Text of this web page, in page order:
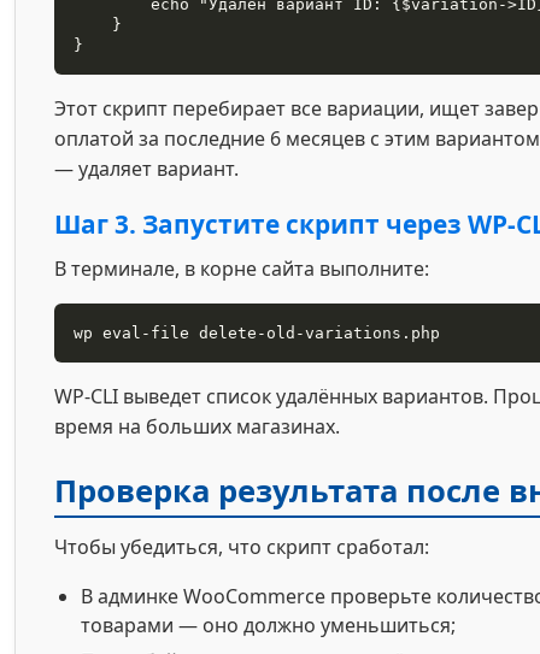
}
Этот скрипт перебирает все вариации, ищет
оплатой за последние 6 месяцев с этим
— удаляет вариант.
Шаг 3. Запустите скрипт через WP-
В терминале, в корне сайта выполните:
wp eval-file delete-old-variations.php
WP-CLI выведет список удалённых вариантов.
время на больших магазинах.
Проверка результата после
Чтобы убедиться, что скрипт сработал:
В админке WooCommerce проверьте
товарами — оно должно уменьшиться;